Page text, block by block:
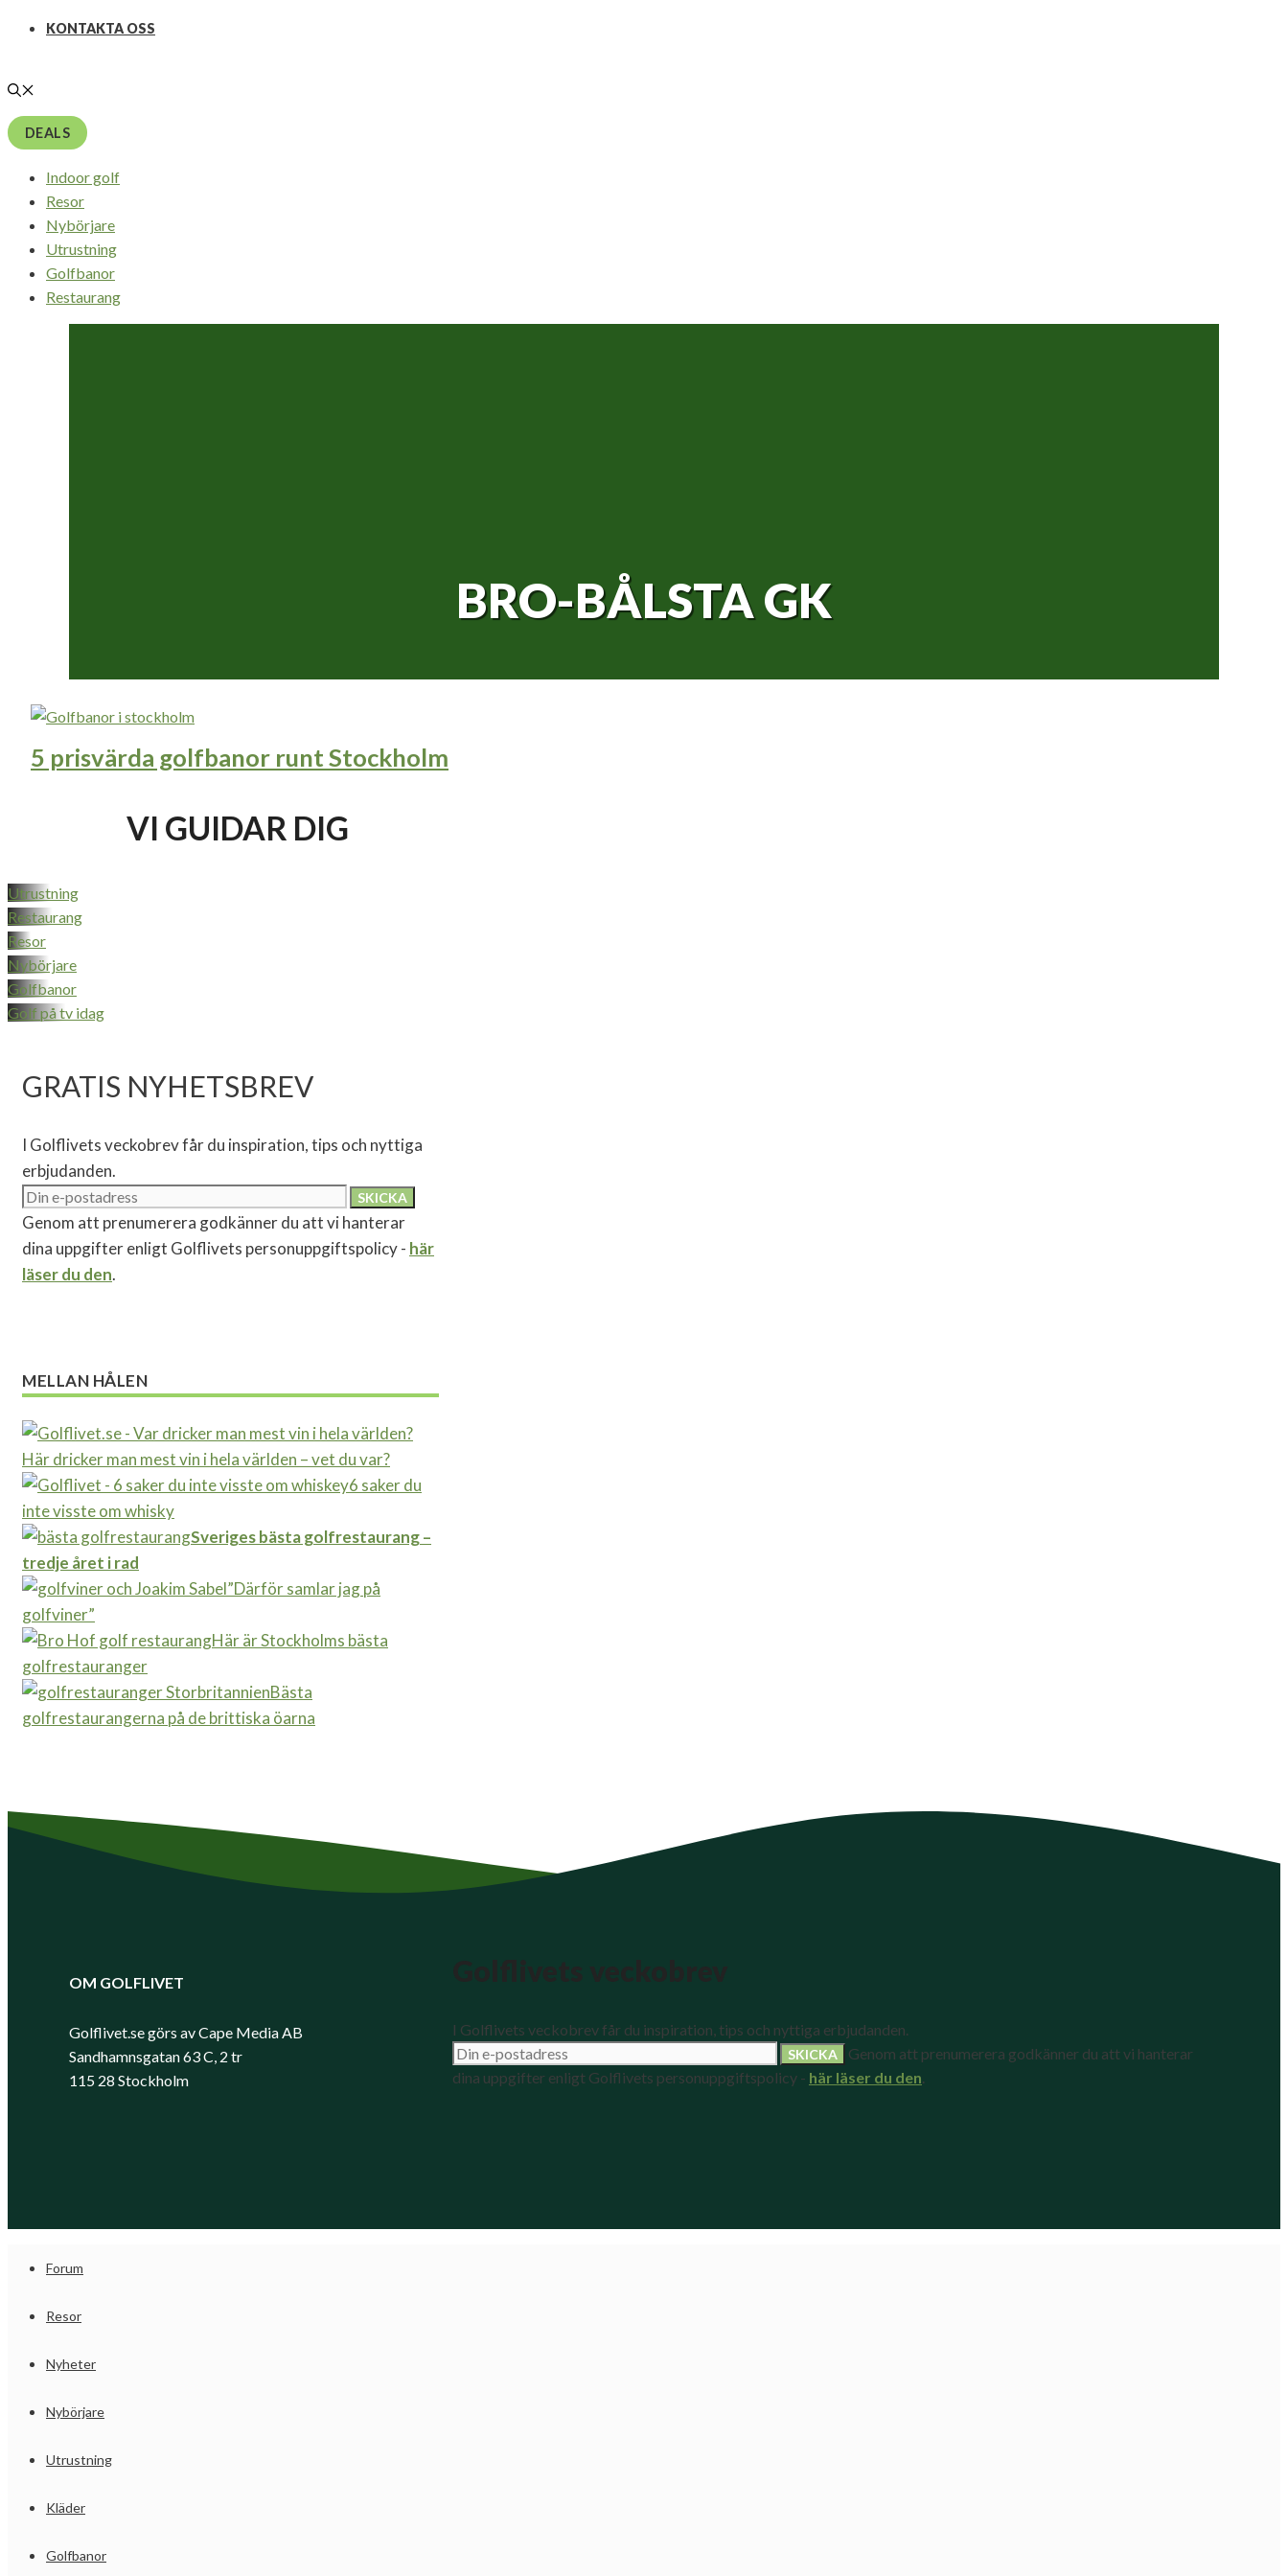
KONTAKTA OSS
DEALS
Indoor golf
Resor
Nybörjare
Utrustning
Golfbanor
Restaurang
BRO-BÅLSTA GK
5 prisvärda golfbanor runt Stockholm
VI GUIDAR DIG
Utrustning
Restaurang
Resor
Nybörjare
Golfbanor
Golf på tv idag
GRATIS NYHETSBREV
I Golflivets veckobrev får du inspiration, tips och nyttiga
erbjudanden.
Genom att prenumerera godkänner du att vi hanterar
dina uppgifter enligt Golflivets personuppgiftspolicy - här
läser du den.
MELLAN HÅLEN
Här dricker man mest vin i hela världen – vet du var?
6 saker du
inte visste om whisky
Sveriges bästa golfrestaurang –
tredje året i rad
”Därför samlar jag på
golfviner”
Här är Stockholms bästa
golfrestauranger
Bästa
golfrestaurangerna på de brittiska öarna
OM GOLFLIVET
Golflivet.se görs av Cape Media AB
Sandhamnsgatan 63 C, 2 tr
115 28 Stockholm
I Golflivets veckobrev får du inspiration, tips och nyttiga erbjudanden.
Genom att prenumerera godkänner du att vi hanterar
dina uppgifter enligt Golflivets personuppgiftspolicy - här läser du den.
Forum
Resor
Nyheter
Nybörjare
Utrustning
Kläder
Golfbanor